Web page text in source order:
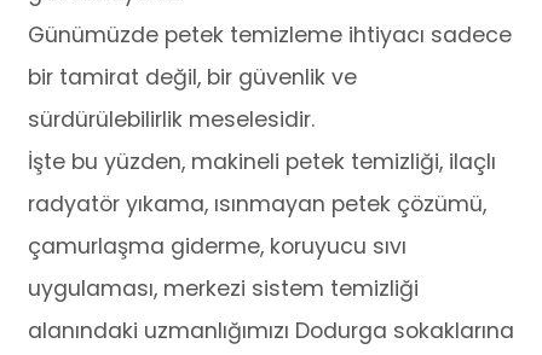
Günümüzde petek temizleme ihtiyacı sadece
bir tamirat değil, bir güvenlik ve
sürdürülebilirlik meselesidir.
İşte bu yüzden, makineli petek temizliği, ilaçlı
radyatör yıkama, ısınmayan petek çözümü,
çamurlaşma giderme, koruyucu sıvı
uygulaması, merkezi sistem temizliği
alanındaki uzmanlığımızı Dodurga sokaklarına